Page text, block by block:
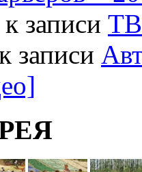
записи
записи